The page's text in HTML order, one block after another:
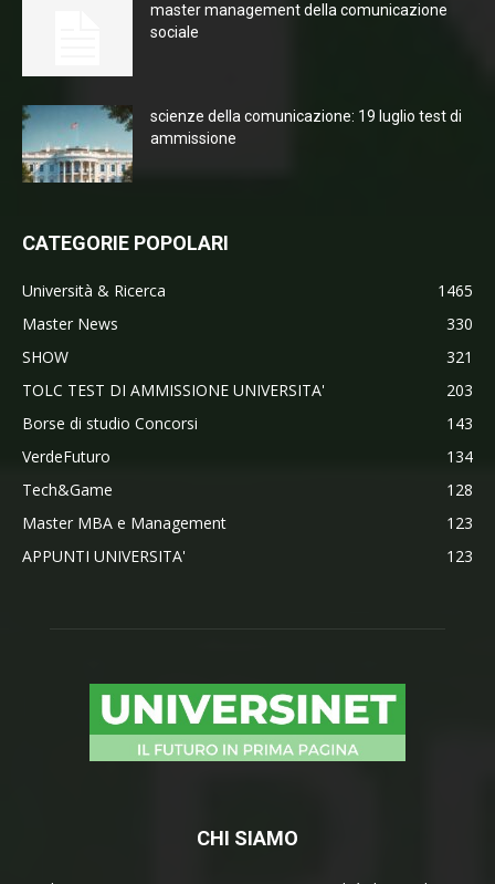
master management della comunicazione
sociale
scienze della comunicazione: 19 luglio test di
ammissione
CATEGORIE POPOLARI
Università & Ricerca
1465
Master News
330
SHOW
321
TOLC TEST DI AMMISSIONE UNIVERSITA'
203
Borse di studio Concorsi
143
VerdeFuturo
134
Tech&Game
128
Master MBA e Management
123
APPUNTI UNIVERSITA'
123
CHI SIAMO